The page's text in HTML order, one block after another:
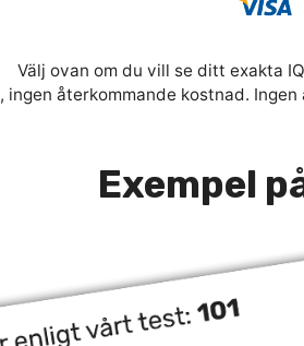
Välj ovan om du vill se ditt exakta
, ingen återkommande kostnad.
Exempel